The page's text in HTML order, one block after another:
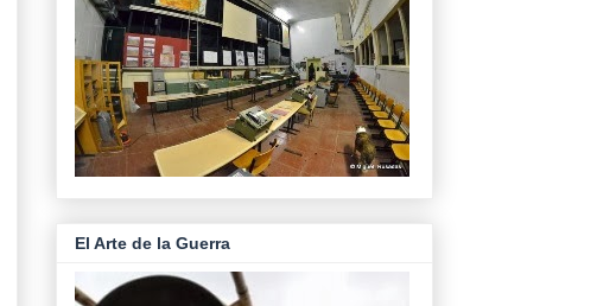
El Arte de la Guerra